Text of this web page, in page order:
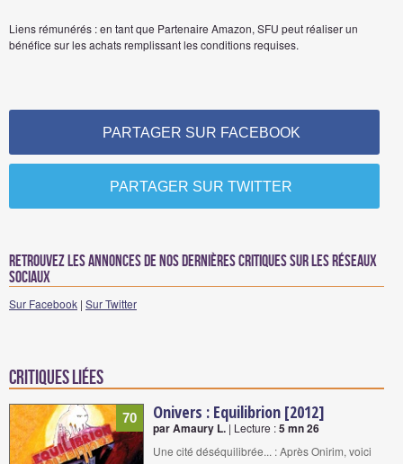
Liens rémunérés : en tant que Partenaire Amazon, SFU peut réaliser un
bénéfice sur les achats remplissant les conditions requises.
PARTAGER SUR FACEBOOK
PARTAGER SUR TWITTER
Retrouvez les annonces de nos dernières critiques sur les réseaux
sociaux
Sur Facebook | Sur Twitter
Critiques liées
70 Onivers : Equilibrion [2012]
par Amaury L. | Lecture :5 mn 26
Une cité déséquilibrée... : Après Onirim, voici